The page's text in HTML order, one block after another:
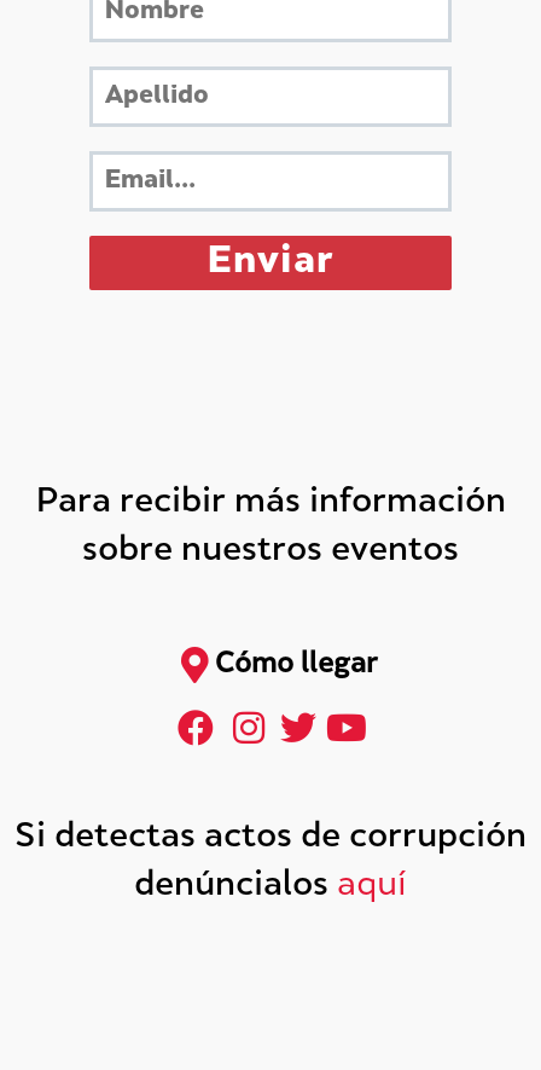
Para recibir más información
sobre nuestros eventos
Cómo llegar
Si detectas actos de corrupción
denúncialos aquí